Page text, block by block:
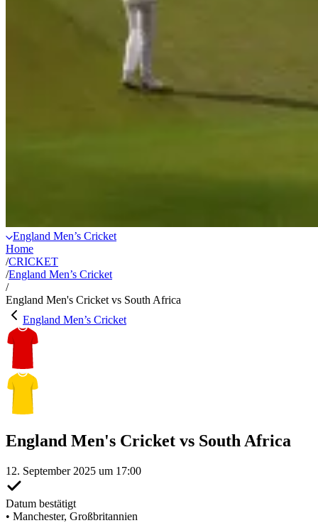
England Men’s Cricket
Home
/CRICKET
/England Men’s Cricket
/
England Men's Cricket vs South Africa
England Men’s Cricket
England Men's Cricket vs South Africa
12. September 2025 um 17:00
Datum bestätigt
• Manchester, Großbritannien